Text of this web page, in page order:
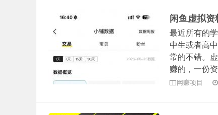
闲鱼虚拟
最近所有的
中生或者高
常的不错。
赚的，一份
网赚项目